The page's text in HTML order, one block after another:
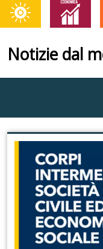
Notizie dal